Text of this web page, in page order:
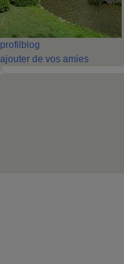
profil blog
ajouter de vos amies